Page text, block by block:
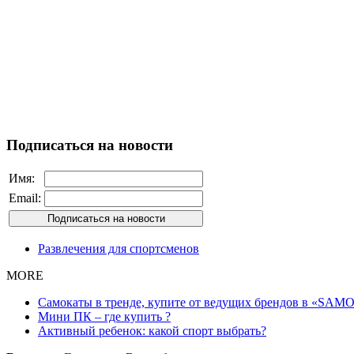
Подписаться на новости
Имя:
Email:
Развлечения для спортсменов
MORE
Самокаты в тренде, купите от ведущих брендов в
Мини ПК – где купить ?
Активный ребенок: какой спорт выбрать?